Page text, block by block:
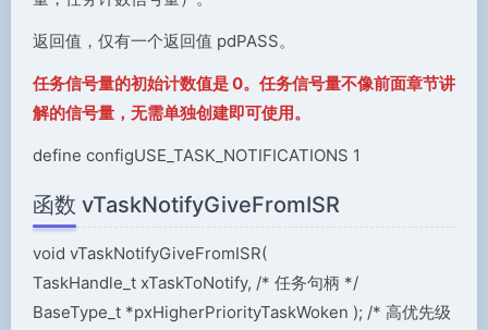
返回值，仅有一个返回值 pdPASS。
任务信号量的初始计数值是 0。任务信号量不像前面章节讲
解的信号量，无需单独创建即可使用。
define configUSE_TASK_NOTIFICATIONS 1
函数 vTaskNotifyGiveFromISR
void vTaskNotifyGiveFromISR(
TaskHandle_t xTaskToNotify, /* 任务句柄 */
BaseType_t *pxHigherPriorityTaskWoken ); /* 高优先级